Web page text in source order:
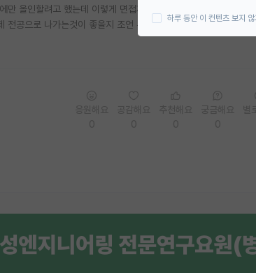
만 올인할려고 했는데 이렇게 면접제의가 들어오니 막상 고민이
전공으로 나가는것이 좋을지 조언 부탁드립니다 . 석사를 취득
하루 동안 이 컨텐츠 보지 않